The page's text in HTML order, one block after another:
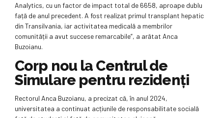
Analytics, cu un factor de impact total de 6658, aproape dublu
față de anul precedent. A fost realizat primul transplant hepatic
din Transilvania, iar activitatea medicală a membrilor
comunității a avut succese remarcabile”, a arătat Anca
Buzoianu.
Corp nou la Centrul de
Simulare pentru rezidenți
Rectorul Anca Buzoianu, a precizat că, în anul 2024,
universitatea a continuat acțiunile de responsabilitate socială